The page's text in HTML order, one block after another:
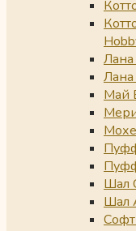
Лана
Май
Шал
Шал